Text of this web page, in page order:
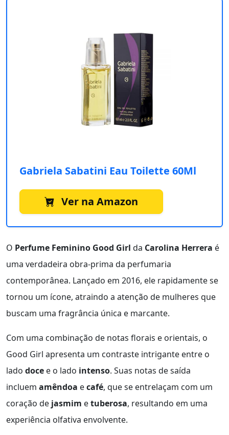
Gabriela Sabatini Eau Toilette 60Ml
Ver na Amazon
O Perfume Feminino Good Girl da Carolina Herrera é
uma verdadeira obra-prima da perfumaria
contemporânea. Lançado em 2016, ele rapidamente se
tornou um ícone, atraindo a atenção de mulheres que
buscam uma fragrância única e marcante.
Com uma combinação de notas florais e orientais, o
Good Girl apresenta um contraste intrigante entre o
lado doce e o lado intenso. Suas notas de saída
incluem amêndoa ecafé, que se entrelaçam com um
coração de jasmim etuberosa, resultando em uma
experiência olfativa envolvente.